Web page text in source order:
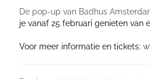
De pop-up van Badhus
je vanaf 25 februari genieten van
Voor meer informatie en tickets: